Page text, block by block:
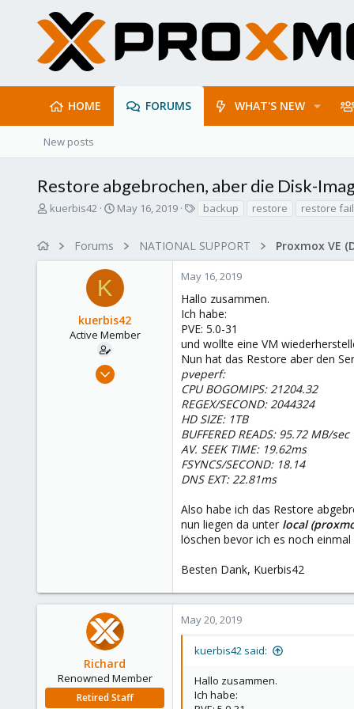
HOME FORUMS WHAT'S NEW
New posts
Restore abgebrochen, aber die Disk-
T
a
kuerbis42
S
t
d
t
e
May 16, 2019
s
backup restore restore fail
Forums NATIONAL SUPPORT Proxmox VE
K
kuerbis42
Active Member
May 16, 2019
May 16, 2019
Hallo zusammen.
Ich habe:
PVE: 5.0-31
und wollte eine VM
Nun hat das Restore aber den
pveperf:
CPU BOGOMIPS: 21204.32
REGEX/SECOND: 2044324
HD SIZE: 1TB
BUFFERED READS: 95.72 MB/sec
AV. SEEK TIME: 19.62ms
FSYNCS/SECOND: 18.14
DNS EXT: 22.81ms
Also habe ich das Restore
nun liegen da unter local
löschen bevor ich es noch einmal
Besten Dank, Kuerbis42
Richard
Renowned Member
Retired Staff
May 20, 2019
kuerbis42 said:
Hallo zusammen.
Ich habe: